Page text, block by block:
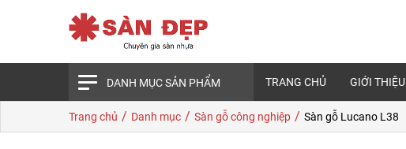
DANH MỤC SẢN PHẨM TRANG CHỦ GIỚI THIỆU
Trang chủ / Danh mục / Sàn gỗ công nghiệp / Sàn gỗ Lucano L38